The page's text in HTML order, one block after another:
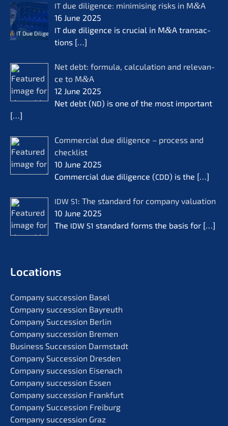
IT due diligence: minimi­sing risks in M&A
16 June 2025
IT due diligence is crucial in M&A transac­
tions […]
Net debt: formu­la, calcu­la­ti­on and relevan­
ce to M&A
12 June 2025
Net debt (ND) is one of the most important
[…]
Commer­cial due diligence – process and
check­list
10 June 2025
Commer­cial due diligence (CDD) is the […]
IDW S1: The standard for compa­ny valua­ti­on
10 June 2025
The IDW S1 standard forms the basis for […]
Locati­ons
Compa­ny succes­si­on Basel
Compa­ny succes­si­on Bayreuth
Compa­ny Succes­si­on Berlin
Compa­ny succes­si­on Bremen
Business Succes­si­on Darmstadt
Compa­ny Succes­si­on Dresden
Compa­ny succes­si­on Eisenach
Compa­ny succes­si­on Essen
Compa­ny succes­si­on Frankfurt
Compa­ny Succes­si­on Freiburg
Compa­ny succes­si­on Graz